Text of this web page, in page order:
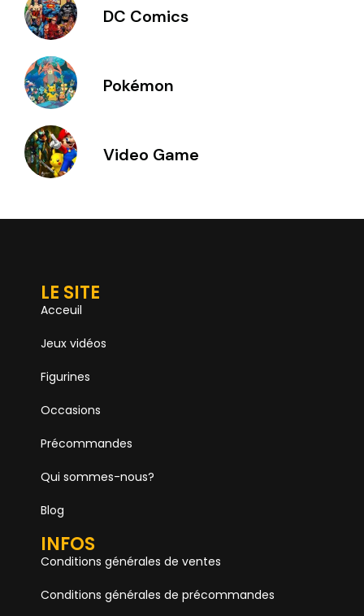
DC Comics
Pokémon
Video Game
LE SITE
Acceuil
Jeux vidéos
Figurines
Occasions
Précommandes
Qui sommes-nous?
Blog
INFOS
Conditions générales de ventes
Conditions générales de précommandes